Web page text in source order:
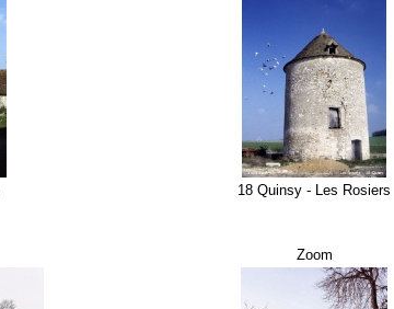
18 Quinsy - Les Rosiers
Zoom